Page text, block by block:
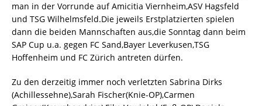
man in der Vorrunde auf Amicitia Viernheim,ASV Hagsfeld
und TSG Wilhelmsfeld.Die jeweils Erstplatzierten spielen
dann die beiden Mannschaften aus,die Sonntag dann beim
SAP Cup u.a. gegen FC Sand,Bayer Leverkusen,TSG
Hoffenheim und FC Zürich antreten dürfen.
Zu den derzeitig immer noch verletzten Sabrina Dirks
(Achillessehne),Sarah Fischer(Knie-OP),Carmen